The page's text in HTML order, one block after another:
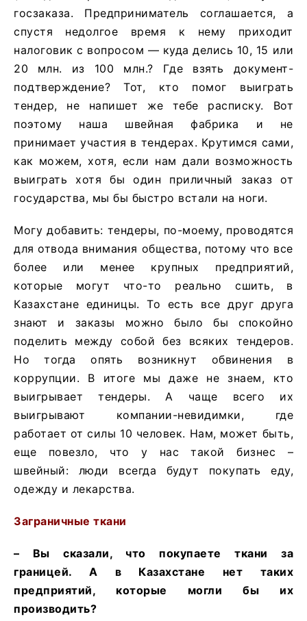
госзаказа. Предприниматель соглашается, а
спустя недолгое время к нему приходит
налоговик с вопросом — куда делись 10, 15 или
20 млн. из 100 млн.? Где взять документ-
подтверждение? Тот, кто помог выиграть
тендер, не напишет же тебе расписку. Вот
поэтому наша швейная фабрика и не
принимает участия в тендерах. Крутимся сами,
как можем, хотя, если нам дали возможность
выиграть хотя бы один приличный заказ от
государства, мы бы быстро встали на ноги.
Могу добавить: тендеры, по-моему, проводятся
для отвода внимания общества, потому что все
более или менее крупных предприятий,
которые могут что-то реально сшить, в
Казахстане единицы. То есть все друг друга
знают и заказы можно было бы спокойно
поделить между собой без всяких тендеров.
Но тогда опять возникнут обвинения в
коррупции. В итоге мы даже не знаем, кто
выигрывает тендеры. А чаще всего их
выигрывают компании-невидимки, где
работает от силы 10 человек. Нам, может быть,
еще повезло, что у нас такой бизнес –
швейный: люди всегда будут покупать еду,
одежду и лекарства.
Заграничные ткани
– Вы сказали, что покупаете ткани за
границей. А в Казахстане нет таких
предприятий, которые могли бы их
производить?